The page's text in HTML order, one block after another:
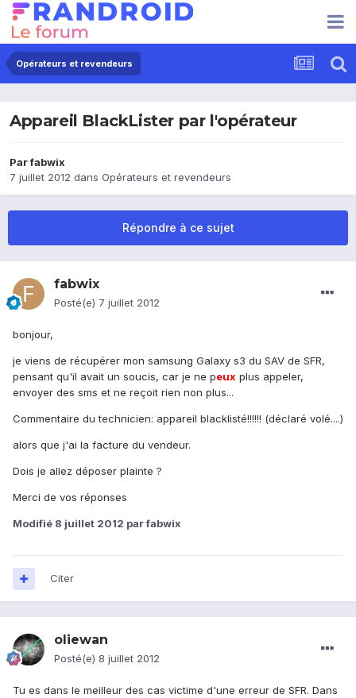
Opérateurs et revendeurs
Appareil BlackLister par l'opérateur
Parfabwix
7 juillet 2012 dans Opérateurs et revendeurs
Répondre à ce sujet
fabwix
Posté(e) 7 juillet 2012
bonjour,
je viens de récupérer mon samsung Galaxy s3 du SAV de SFR,
pensant qu'il avait un soucis, car je ne peux plus appeler,
envoyer des sms et ne reçoit rien non plus...
Commentaire du technicien: appareil blacklisté!!!!!! (déclaré volé....)
alors que j'ai la facture du vendeur.
Dois je allez déposer plainte ?
Merci de vos réponses
Modifié 8 juillet 2012 par fabwix
Citer
oliewan
Posté(e) 8 juillet 2012
Tu es dans le meilleur des cas victime d'une erreur de SFR. Dans